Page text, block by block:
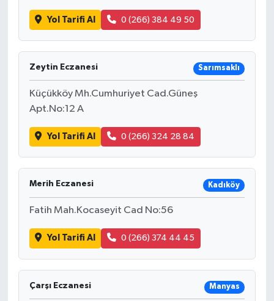
Yol Tarifi Al 0 (266) 384 49 50
Zeytin Eczanesi Sarımsaklı
Küçükköy Mh.Cumhuriyet Cad.Güneş
Apt.No:12 A
Yol Tarifi Al 0 (266) 324 28 84
Merih Eczanesi Kadıköy
Fatih Mah.Kocaseyit Cad No:56
Yol Tarifi Al 0 (266) 374 44 45
Çarşı Eczanesi Manyas